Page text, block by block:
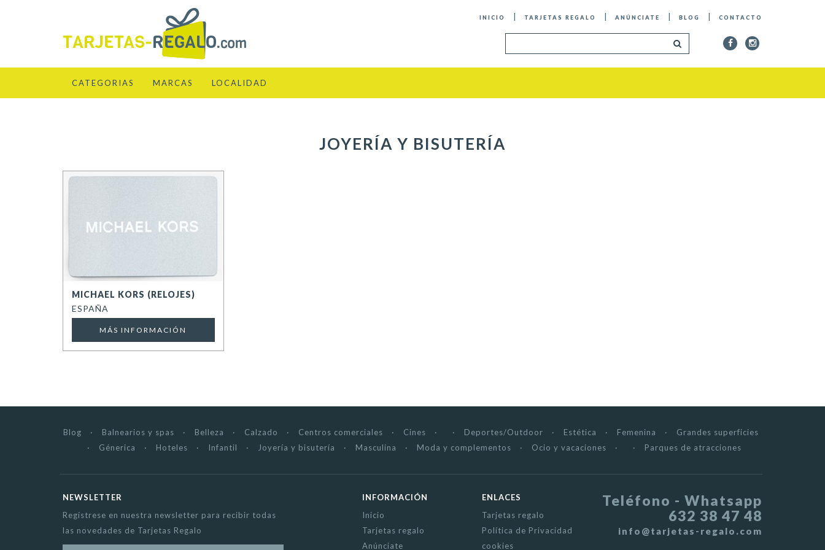
INICIO TARJETAS REGALO ANÚNCIATE BLOG CONTACTO
CATEGORIAS MARCAS LOCALIDAD
JOYERÍA Y BISUTERÍA
MICHAEL KORS (RELOJES)
ESPAÑA
MÁS INFORMACIÓN
Blog Balnearios y spas Belleza Calzado Centros comerciales Cines Deportes/Outdoor Estética Femenina
Grandes superficies
Génerica
Hoteles Infantil Joyería y bisutería Masculina Moda y complementos Ocio y vacaciones Parques de atracciones
NEWSLETTER
Regístrese en nuestra newsletter para recibir todas
las novedades de Tarjetas Regalo
INFORMACIÓN
Inicio
Tarjetas regalo
Anúnciate
ENLACES
Tarjetas regalo
Política de Privacidad
cookies
Teléfono - Whatsapp
632 38 47 48
info@tarjetas-regalo.com